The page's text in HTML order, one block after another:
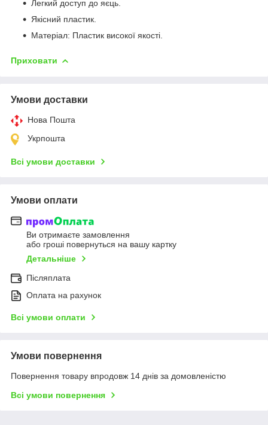
Легкий доступ до яєць.
Якісний пластик.
Матеріал: Пластик високої якості.
Приховати
Умови доставки
Нова Пошта
Укрпошта
Всі умови доставки
Умови оплати
Ви отримаєте замовлення
або гроші повернуться на вашу картку
Детальніше
Післяплата
Оплата на рахунок
Всі умови оплати
Умови повернення
Повернення товару впродовж 14 днів за домовленістю
Всі умови повернення